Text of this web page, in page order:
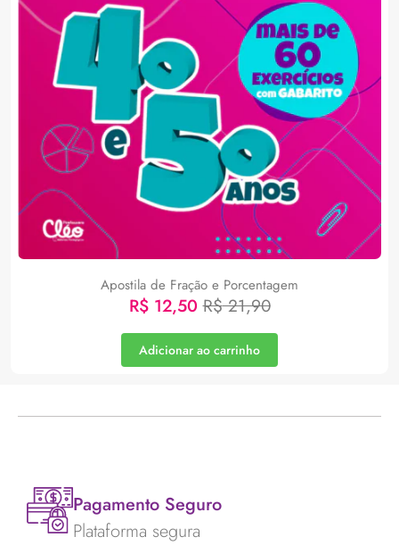
Apostila de Fração e Porcentagem
R$12,50 R$21,90
Adicionar ao carrinho
Pagamento Seguro
Plataforma segura